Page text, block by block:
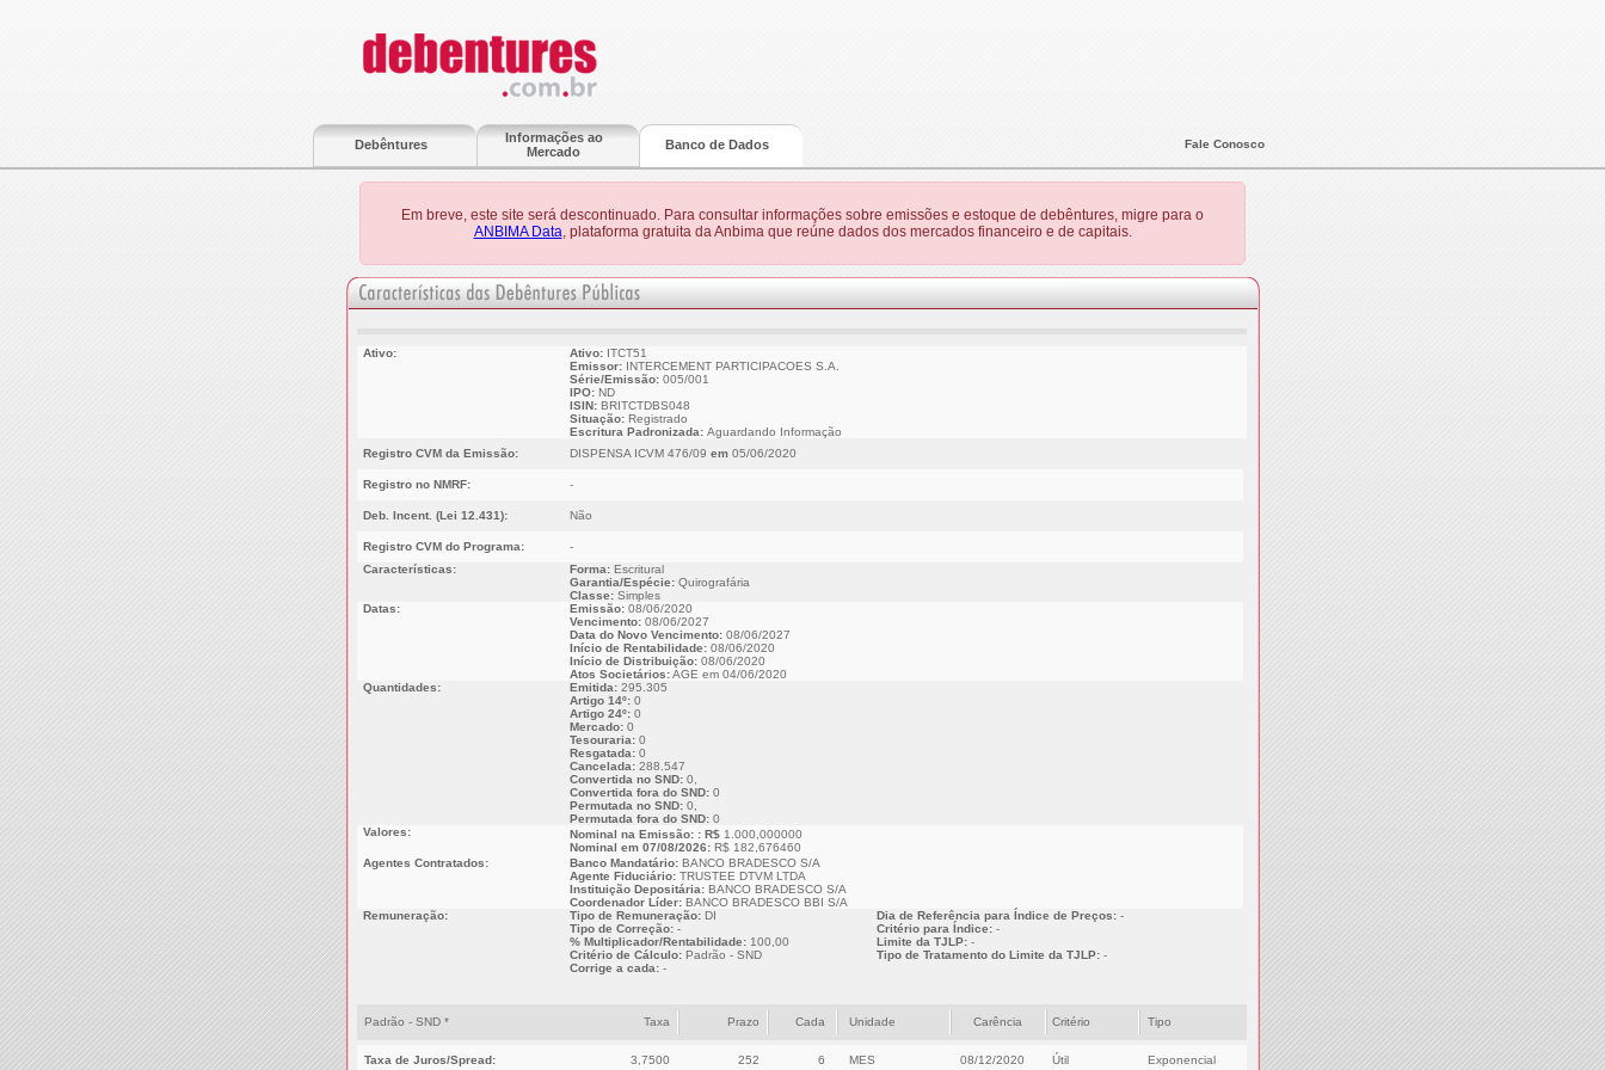
Fale Conosco
Debêntures
Informações ao
Mercado
Banco de Dados
Em breve, este site será descontinuado. Para consultar informações sobre emissões e estoque de debêntures, migre para o
ANBIMA Data, plataforma gratuita da Anbima que reúne dados dos mercados financeiro e de capitais.
Ativo: Ativo:ITCT51
Emissor:INTERCEMENT PARTICIPACOES S.A.
Série/Emissão:005/001
IPO: ND
ISIN:BRITCTDBS048
Situação:Registrado
Escritura Padronizada: Aguardando Informação
Registro CVM da Emissão:
DISPENSA ICVM 476/09 em05/06/2020
Registro no NMRF: -
Deb. Incent. (Lei 12.431): Não
Registro CVM do Programa:
-
Características:
Forma:Escritural
Garantia/Espécie:Quirografária
Classe:Simples
Datas:
Emissão:08/06/2020
Vencimento: 08/06/2027
Data do Novo Vencimento:08/06/2027
Início de Rentabilidade:08/06/2020
Início de Distribuição:08/06/2020
Atos Societários:AGE em 04/06/2020
Quantidades:
Emitida:295.305
Artigo 14º:0
Artigo 24º:0
Mercado:0
Tesouraria:0
Resgatada:0
Cancelada:288.547
Convertida no SND:0,
Convertida fora do SND:0
Permutada no SND:0,
Permutada fora do SND:0
Valores:
Nominal na Emissão: : R$ 1.000,000000
Nominal em 07/08/2026:R$ 182,676460
Agentes Contratados:
Banco Mandatário:BANCO BRADESCO S/A
Agente Fiduciário:TRUSTEE DTVM LTDA
Instituição Depositária:BANCO BRADESCO S/A
Coordenador Líder:BANCO BRADESCO BBI S/A
Remuneração:
Tipo de Remuneração:DI
Tipo de Correção:-
% Multiplicador/Rentabilidade:100,00
Critério de Cálculo:Padrão - SND
Corrige a cada:-
Dia de Referência para Índice de Preços:-
Critério para Índice:-
Limite da TJLP:-
Tipo de Tratamento do Limite da TJLP:-
Padrão - SND * Taxa Prazo Cada Unidade Carência Critério Tipo
Taxa de Juros/Spread: 3,7500 252 6 MES 08/12/2020 Útil Exponencial